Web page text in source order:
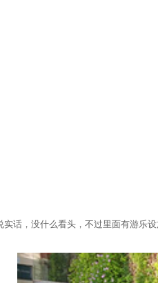
话，没什么看头，不过里面有游